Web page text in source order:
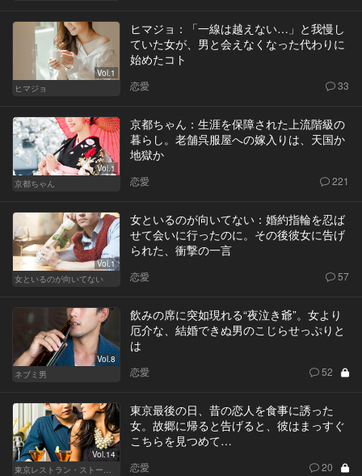
Vol.1
ヒマジョ
ヒマジョ：「一線は越えない…」と我慢し
ていた女が、男と会えなくなった代わりに
始めたコト
恋愛 33
Vol.1
京都ちゃん
京都ちゃん：生涯を保障された上流階級の
暮らし。老舗呉服屋への嫁入りは、天国か
地獄か
恋愛 221
Vol.1
女といるのが向いてない
女といるのが向いてない：婚約指輪を忍ば
せて会いに行ったのに。その後彼女に告げ
られた、衝撃の一言
恋愛 57
Vol.8
ネブミ男
飲みの席に突如現れる“夜泣き爺”。女より
厄介な、結婚できぬ男のこじらせっぷりと
は
恋愛 52
Vol.14
東京最後の日、昔の恋人を食事に誘った
女。故郷に帰ると告げると、彼はまっすぐ
こちらを見つめて…
恋愛 20